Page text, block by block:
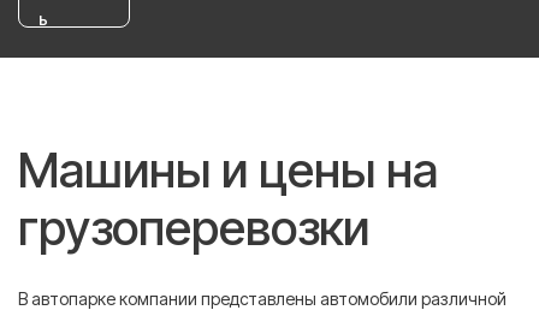
ь
Машины и цены на
грузоперевозки
В автопарке компании представлены автомобили различной